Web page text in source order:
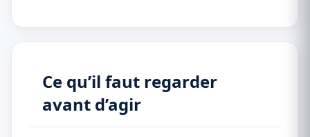
Ce qu’il faut regarder
avant d’agir